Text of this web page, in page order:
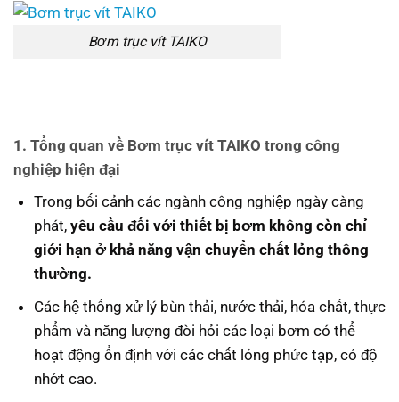
Bơm trục vít TAIKO
1. Tổng quan về Bơm trục vít TAIKO trong công
nghiệp hiện đại
Trong bối cảnh các ngành công nghiệp ngày càng
phát, yêu cầu đối với thiết bị bơm không còn chỉ
giới hạn ở khả năng vận chuyển chất lỏng thông
thường.
Các hệ thống xử lý bùn thải, nước thải, hóa chất, thực
phẩm và năng lượng đòi hỏi các loại bơm có thể
hoạt động ổn định với các chất lỏng phức tạp, có độ
nhớt cao.